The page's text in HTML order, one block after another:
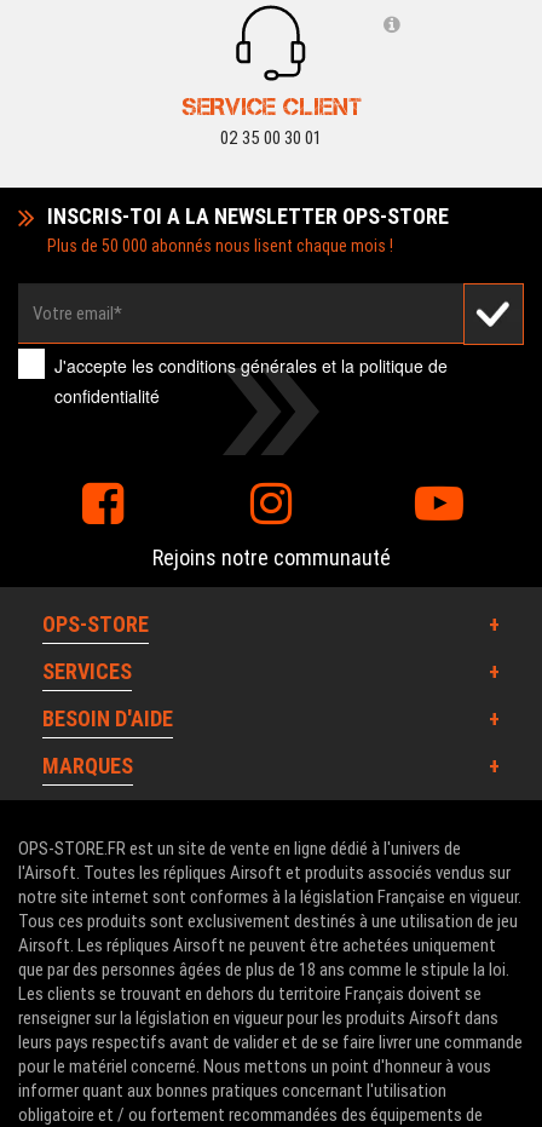
SERVICE CLIENT
02 35 00 30 01
INSCRIS-TOI A LA NEWSLETTER OPS-STORE
Plus de 50 000 abonnés nous lisent chaque mois !
J'accepte lesconditions générales et lapolitique de
confidentialité
Rejoins notre communauté
OPS-STORE
SERVICES
BESOIN D'AIDE
MARQUES
OPS-STORE.FR est un site de vente en ligne dédié à l'univers de
l'Airsoft. Toutes les répliques Airsoft et produits associés vendus sur
notre site internet sont conformes à la législation Française en vigueur.
Tous ces produits sont exclusivement destinés à une utilisation de jeu
Airsoft. Les répliques Airsoft ne peuvent être achetées uniquement
que par des personnes âgées de plus de 18 ans comme le stipule la loi.
Les clients se trouvant en dehors du territoire Français doivent se
renseigner sur la législation en vigueur pour les produits Airsoft dans
leurs pays respectifs avant de valider et de se faire livrer une commande
pour le matériel concerné. Nous mettons un point d'honneur à vous
informer quant aux bonnes pratiques concernant l'utilisation
obligatoire et / ou fortement recommandées des équipements de